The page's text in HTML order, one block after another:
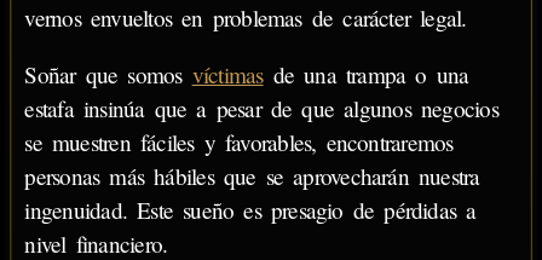
vernos envueltos en problemas de carácter legal.
Soñar que somos víctimasde una trampa o una
estafa insinúa que a pesar de que algunos negocios
se muestren fáciles y favorables, encontraremos
personas más hábiles que se aprovecharán nuestra
ingenuidad. Este sueño es presagio de pérdidas a
nivel financiero.